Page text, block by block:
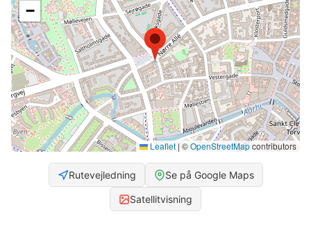
−
Leaflet | ©OpenStreetMapcontributors
Rutevejledning Se på Google Maps
Satellitvisning